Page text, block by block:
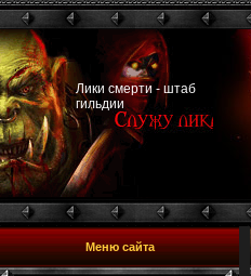
Лики смерти - штаб
гильдии
Меню сайта